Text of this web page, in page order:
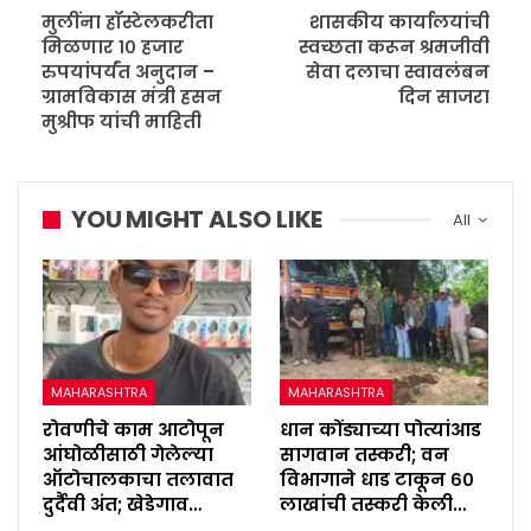
मुलींना हॉस्टेलकरीता
मिळणार १० हजार
रुपयांपर्यंत अनुदान –
ग्रामविकास मंत्री हसन
मुश्रीफ यांची माहिती
शासकीय कार्यालयांची
स्वच्छता करून श्रमजीवी
सेवा दलाचा स्वावलंबन
दिन साजरा
All
YOU MIGHT ALSO LIKE
MAHARASHTRA
रोवणीचे काम आटोपून
आंघोळीसाठी गेलेल्या
ऑटोचालकाचा तलावात
दुर्दैवी अंत; खेडेगाव…
MAHARASHTRA
धान कोंड्याच्या पोत्यांआड
सागवान तस्करी; वन
विभागाने धाड टाकून ६०
लाखांची तस्करी केली…